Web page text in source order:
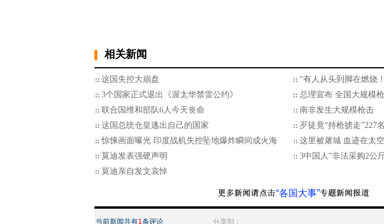
相关新闻
这国失控大崩盘
“有人从头到脚在燃烧
3个国家正式退出《渥太华禁雷公约》
总理宣布 全国大规模
联合国维和部队6人今天丧命
南非发生大规模枪击
这国总统仓皇逃出自己的国家
歹徒竟“持枪掳走”227
惊悚画面曝光 印度战机失控坠地爆炸瞬间成火海
这里被屠城 血迹在太
莫迪发表强硬声明
3中国人“非法采购2公
莫迪亲自发文哀悼
“各国大事”
当前新闻共有1条评论 分享到：